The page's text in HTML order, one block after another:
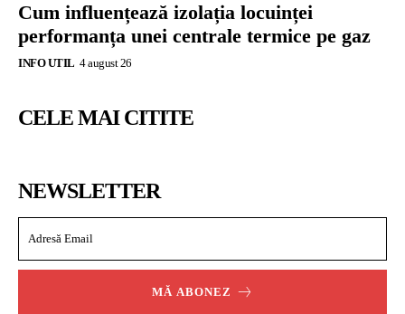
Cum influențează izolația locuinței
performanța unei centrale termice pe gaz
INFO UTIL 4 august 26
CELE MAI CITITE
NEWSLETTER
MĂ ABONEZ